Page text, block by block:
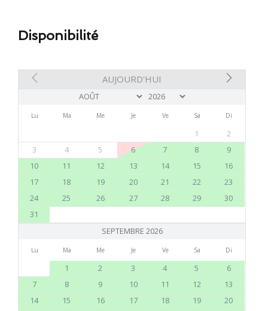
Disponibilité
AUJOURD'HUI
Lu Ma Me Je Ve Sa Di
1
2
3
4 5 6 7 8
9
10
11 12 13 14 15
16
17
18 19 20 21 22
23
24
25 26 27 28 29
30
31
SEPTEMBRE 2026
Lu Ma Me Je Ve Sa Di
1 2 3 4 5
6
7
8 9 10 11 12
13
14
15 16 17 18 19
20